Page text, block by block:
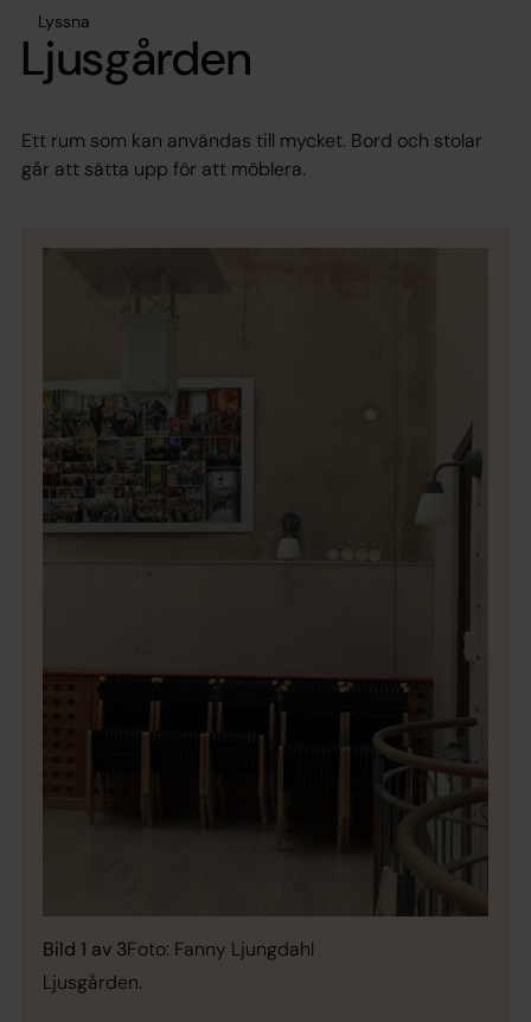
Lyssna
Ljusgården
Ett rum som kan användas till mycket. Bord och stolar
går att sätta upp för att möblera.
Bild 1 av 3Foto: Fanny Ljungdahl
Ljusgården.